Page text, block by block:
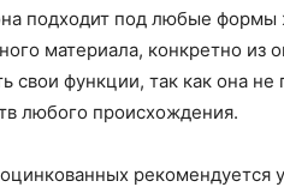
подходит под любые
материала, конкретно из
свои функции, так как она не
любого происхождения.
рекомендуется